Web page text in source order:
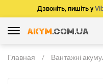
Дзвоніть, пишіть у
Главная Вантажні